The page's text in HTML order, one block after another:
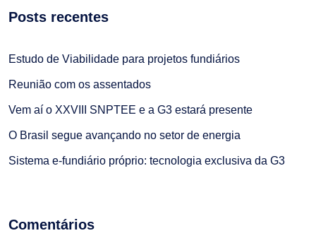
Posts recentes
Estudo de Viabilidade para projetos fundiários
Reunião com os assentados
Vem aí o XXVIII SNPTEE e a G3 estará presente
O Brasil segue avançando no setor de energia
Sistema e-fundiário próprio: tecnologia exclusiva da G3
Comentários